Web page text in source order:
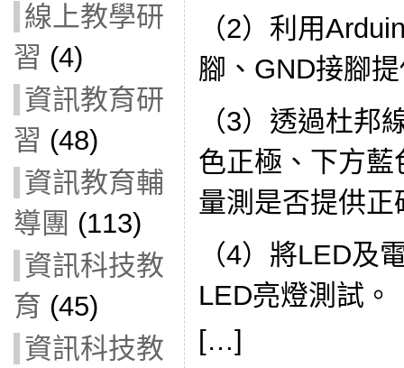
線上教學研
習 (4)
資訊教育研
習 (48)
資訊教育輔
導團 (113)
資訊科技教
育 (45)
資訊科技教
（2）利用
腳、GND接腳
（3）透過杜邦
色正極、下方
量測是否提供
（4）將LED及
LED亮燈測試。
[…]